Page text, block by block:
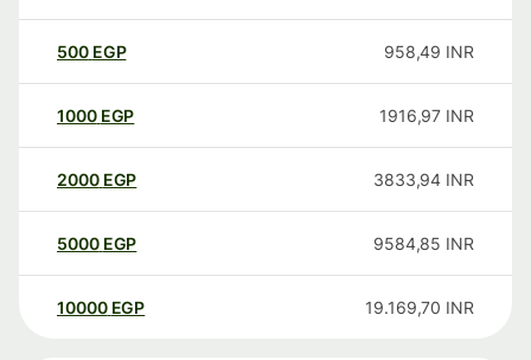
500 EGP 958,49 INR
1000 EGP 1916,97 INR
2000 EGP 3833,94 INR
5000 EGP 9584,85 INR
10000 EGP 19.169,70 INR